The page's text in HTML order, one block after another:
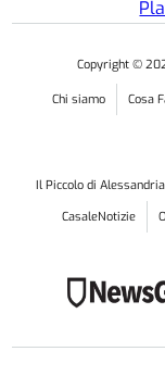
Copyright ©
Chi siamo Cosa
Il Piccolo di Alessandria
CasaleNotizie